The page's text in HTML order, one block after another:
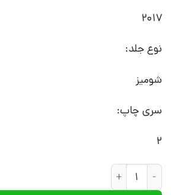
2017
نوع جلد:
شومیز
سری چاپ:
2
کتاب انتقام بخشش | انتشارات افراز عدد